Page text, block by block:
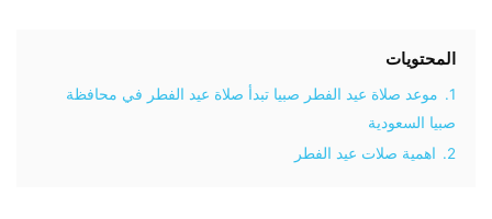
المحتويات
1.
موعد صلاة عيد الفطر صبيا تبدأ صلاة عيد الفطر في محافظة
صبيا السعودية
2.
اهمية صلات عيد الفطر